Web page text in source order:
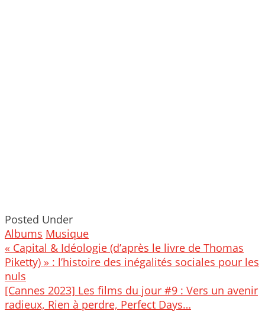
Posted Under
Albums Musique
Post
navigation
« Capital & Idéologie (d’après le livre de Thomas
Piketty) » : l’histoire des inégalités sociales pour les
nuls
[Cannes 2023] Les films du jour #9 : Vers un avenir
radieux, Rien à perdre, Perfect Days…